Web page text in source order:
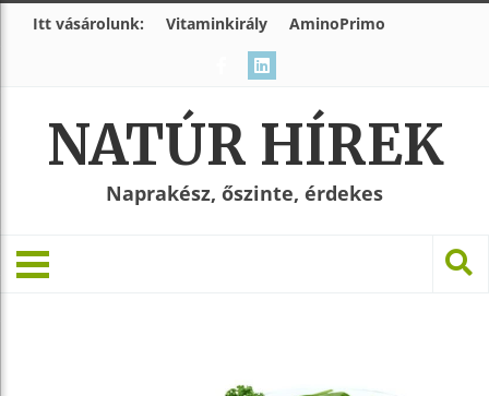
Itt vásárolunk: Vitaminkirály AminoPrimo
NATÚR HÍREK
Naprakész, őszinte, érdekes